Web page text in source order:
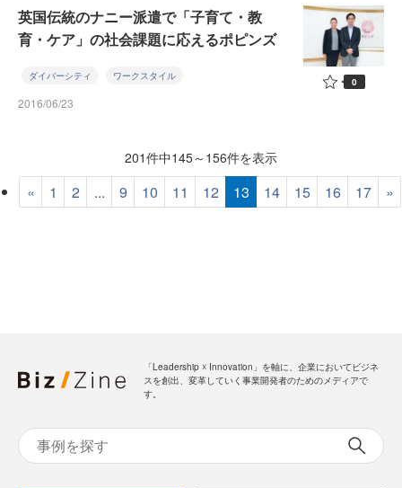
英国伝統のナニー派遣で「子育て・教
育・ケア」の社会課題に応えるポピンズ
ダイバーシティ ワークスタイル
2016/06/23
0
201件中145～156件を表示
« 1 2 ... 9 10 11 12 13 14 15 16 17 »
「Leadership ☓ Innovation」を軸に、企業においてビジネ
スを創出、変革していく事業開発者のためのメディアで
す。